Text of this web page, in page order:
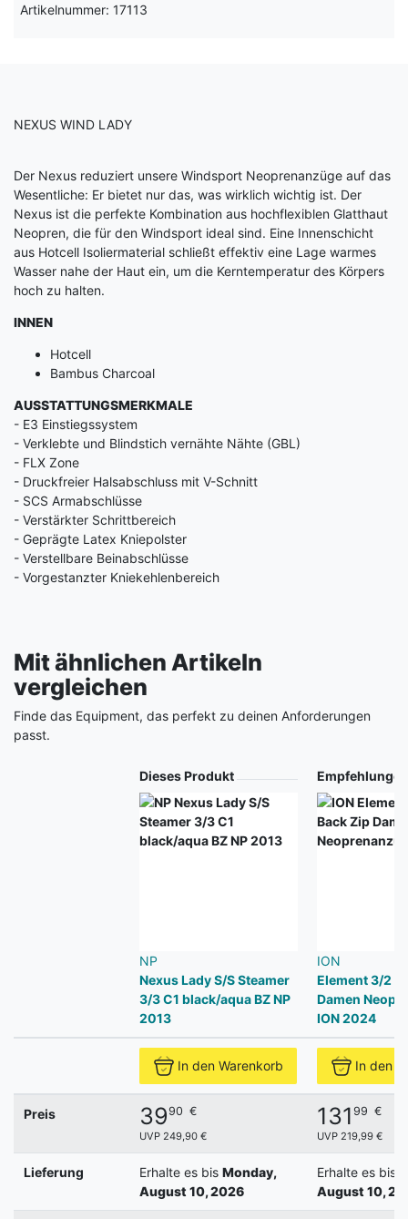
Artikelnummer: 17113
NEXUS WIND LADY
Der Nexus reduziert unsere Windsport Neoprenanzüge auf das
Wesentliche: Er bietet nur das, was wirklich wichtig ist. Der
Nexus ist die perfekte Kombination aus hochflexiblen Glatthaut
Neopren, die für den Windsport ideal sind. Eine Innenschicht
aus Hotcell Isoliermaterial schließt effektiv eine Lage warmes
Wasser nahe der Haut ein, um die Kerntemperatur des Körpers
hoch zu halten.
INNEN
Hotcell
Bambus Charcoal
AUSSTATTUNGSMERKMALE
- E3 Einstiegssystem
- Verklebte und Blindstich vernähte Nähte (GBL)
- FLX Zone
- Druckfreier Halsabschluss mit V-Schnitt
- SCS Armabschlüsse
- Verstärkter Schrittbereich
- Geprägte Latex Kniepolster
- Verstellbare Beinabschlüsse
- Vorgestanzter Kniekehlenbereich
Mit ähnlichen Artikeln
vergleichen
Finde das Equipment, das perfekt zu deinen Anforderungen
passt.
Dieses Produkt
NP
Nexus Lady S/S Steamer
3/3 C1 black/aqua BZ NP
2013
Empfehlungen
ION
Element 3/2
Damen
ION 2024
In den Warenkorb In den
Preis 3990 €
UVP 249,90 €
131 99 €
UVP 219,99 €
Lieferung Erhalte es bis Monday,
August 10, 2026
Erhalte es bis
August 10,